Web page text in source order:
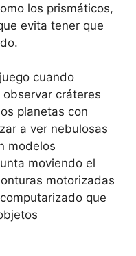
los prismáticos,
evita tener que
cuando
cráteres
planetas con
a ver nebulosas
modelos
moviendo el
motorizadas
que